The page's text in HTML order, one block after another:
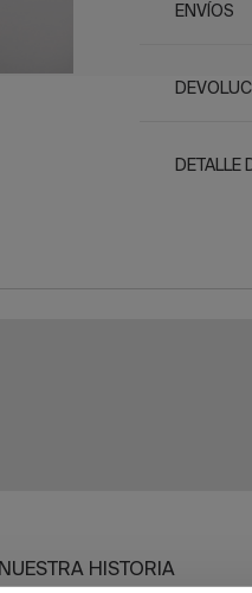
ENVÍOS
DETALLE
NUESTRA HISTORIA